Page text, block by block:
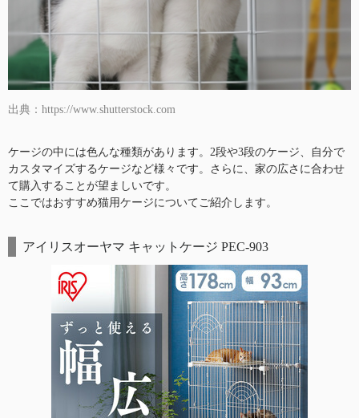
出典：https://www.shutterstock.com
ケージの中には色んな種類があります。2段や3段のケージ、自分で
カスタマイズするケージなど様々です。さらに、家の広さに合わせ
て購入することが望ましいです。
ここではおすすめ猫用ケージについてご紹介します。
アイリスオーヤマ キャットケージ PEC-903